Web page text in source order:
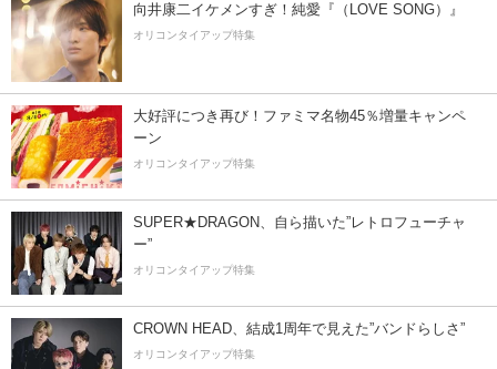
向井康二イケメンすぎ！純愛『（LOVE SONG）』
オリコンタイアップ特集
大好評につき再び！ファミマ名物45％増量キャンペ
ーン
オリコンタイアップ特集
SUPER★DRAGON、自ら描いた”レトロフューチャ
ー”
オリコンタイアップ特集
CROWN HEAD、結成1周年で見えた”バンドらしさ”
オリコンタイアップ特集